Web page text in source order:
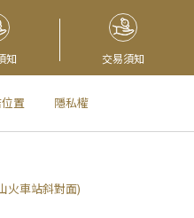
知 交易須知
置 隱私權
火車站斜對面)